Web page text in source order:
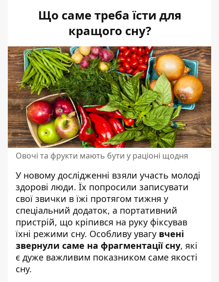
Що саме треба їсти для
кращого сну?
Овочі та фрукти мають бути у раціоні щодня
У новому дослідженні взяли участь молоді
здорові люди. Їх попросили записувати
свої звички в їжі протягом тижня у
спеціальний додаток, а портативний
пристрій, що кріпився на руку фіксував
їхні режими сну. Особливу увагу вчені
звернули саме на фрагментації сну, які
є дуже важливим показником саме якості
сну.